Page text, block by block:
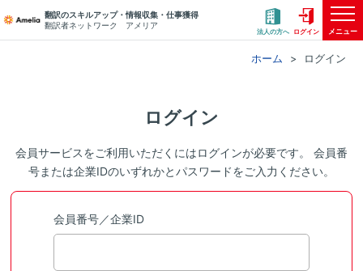
翻訳のスキルアップ・情報収集・仕事獲得
翻訳者ネットワーク アメリア
法人の方へ ログイン メニュー
ホーム ログイン
ログイン
会員サービスをご利用いただくにはログインが必要です。 会員番
号または企業IDのいずれかとパスワードをご入力ください。
会員番号／企業ID